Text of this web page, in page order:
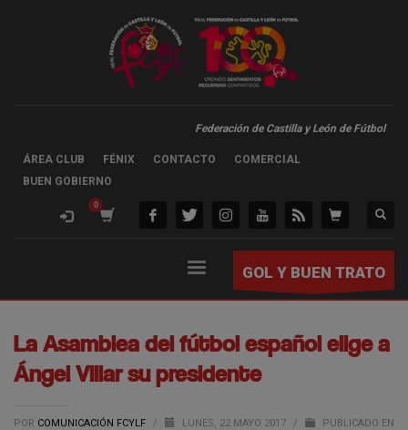
Federación de Castilla y León de Fútbol
ÁREA CLUB FÉNIX CONTACTO
COMERCIAL
BUEN GOBIERNO
GOL Y BUEN TRATO
La Asamblea del fútbol español elige a
Ángel Villar su presidente
POR COMUNICACIÓN FCYLF / LUNES, 22 MAYO 2017 /
PUBLICADO EN